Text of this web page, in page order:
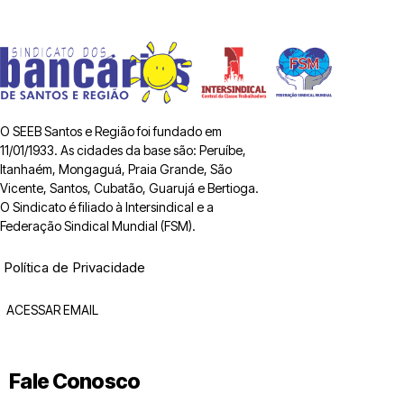
O SEEB Santos e Região foi fundado em
11/01/1933. As cidades da base são: Peruíbe,
Itanhaém, Mongaguá, Praia Grande, São
Vicente, Santos, Cubatão, Guarujá e Bertioga.
O Sindicato é filiado à Intersindical e a
Federação Sindical Mundial (FSM).
Política de Privacidade
ACESSAR EMAIL
Fale Conosco